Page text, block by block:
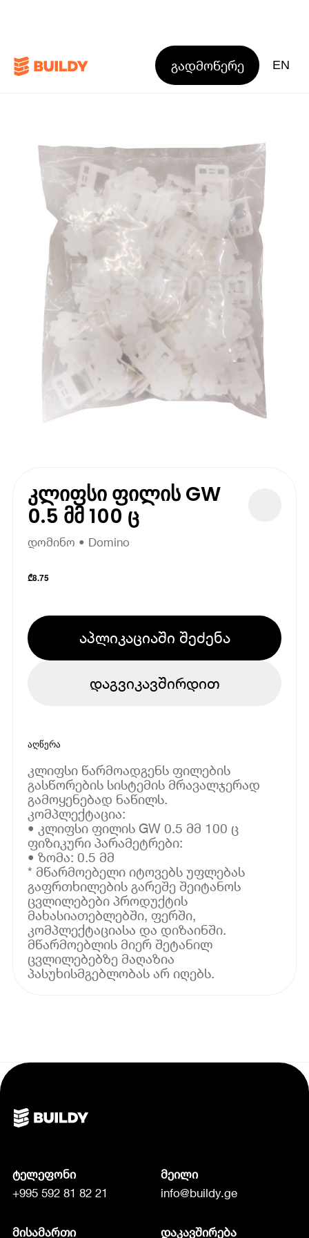
გადმოწერე EN
კლიფსი ფილის GW
0.5 მმ 100 ც
დომინო • Domino
₾8.75
აპლიკაციაში შეძენა
დაგვიკავშირდით
აღწერა
კლიფსი წარმოადგენს ფილების
გასწორების სისტემის მრავალჯერად
გამოყენებად ნაწილს.
კომპლექტაცია:
• კლიფსი ფილის GW 0.5 მმ 100 ც
ფიზიკური პარამეტრები:
• ზომა: 0.5 მმ
* მწარმოებელი იტოვებს უფლებას
გაფრთხილების გარეშე შეიტანოს
ცვლილებები პროდუქტის
მახასიათებლებში, ფერში,
კომპლექტაციასა და დიზაინში.
მწარმოებლის მიერ შეტანილ
ცვლილებებზე მაღაზია
პასუხისმგებლობას არ იღებს.
ტელეფონი
+995 592 81 82 21
მეილი
info@buildy.ge
მისამართი დაკავშირება